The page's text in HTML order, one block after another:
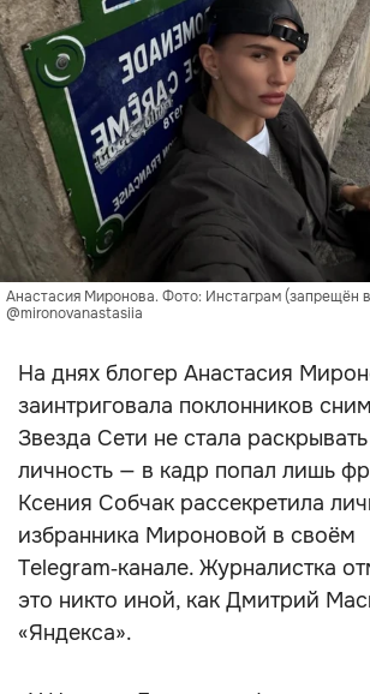
Анастасия Миронова. Фото: Инстаграм (запрещён
@mironovanastasiia
На днях блогер Анастасия
заинтриговала поклонников
Звезда Сети не стала
личность — в кадр попал лишь
Ксения Собчак рассекретила
избранника Мироновой в своём
Telegram‑канале. Журналистка
это никто иной, как Дмитрий
«Яндекса».